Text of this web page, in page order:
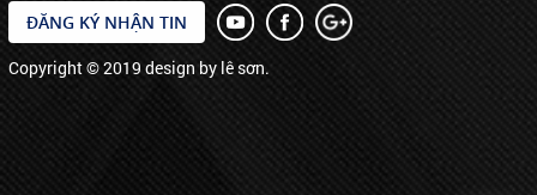
ĐĂNG KÝ NHẬN TIN
Copyright © 2019 design by lê sơn.